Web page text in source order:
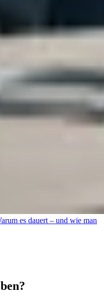
es dauert – und wie man